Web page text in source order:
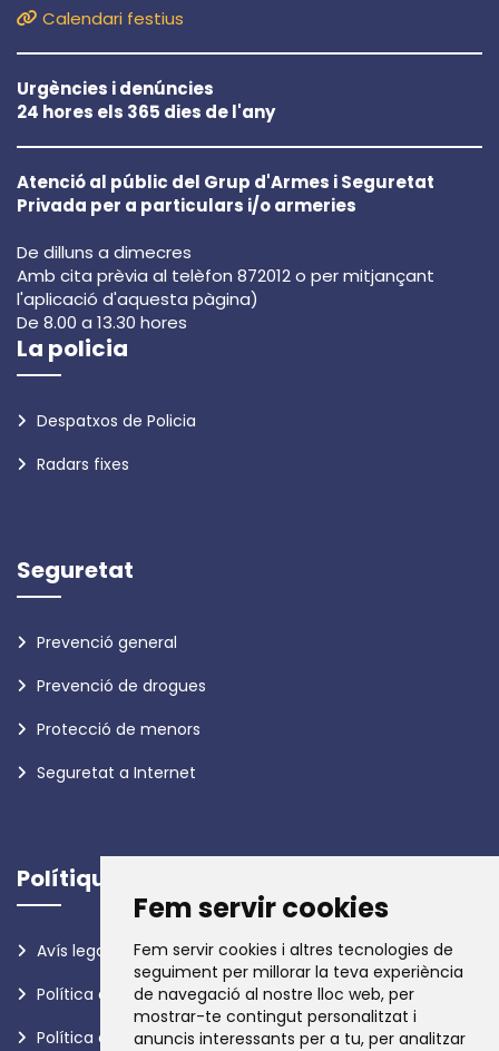
Fem servir cookies
Fem servir cookies i altres tecnologies de
seguiment per millorar la teva experiència
de navegació al nostre lloc web, per
mostrar-te contingut personalitzat i
anuncis interessants per a tu, per analitzar
Calendari festius
Urgències i denúncies
24 hores els 365 dies de l'any
Atenció al públic del Grup d'Armes i Seguretat
Privada per a particulars i/o armeries
De dilluns a dimecres
Amb cita prèvia al telèfon 872012 o per mitjançant
l'aplicació d'aquesta pàgina)
De 8.00 a 13.30 hores
La policia
Despatxos de Policia
Radars fixes
Seguretat
Prevenció general
Prevenció de drogues
Protecció de menors
Seguretat a Internet
Polítiques
Avís legal
Política de privadesa
Política de galetes